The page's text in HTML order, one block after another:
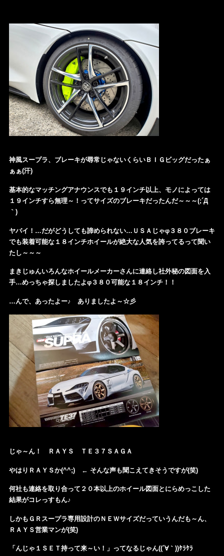
神風スープラ、ブレーキが尋常じゃないくらいＢＩＧビッグだったぁ
ぁぁ(汗)
基本的なマッチングアナウンスでも１９インチ以上、モノによっては
１９インチすら無理～！ってサイズのブレーキだったんだ～～～(;´Д
｀)
ヤバイ！…だがどうしても諦められない…ＵＳＡじゃφ３８０ブレーキ
でも装着可能な１８インチホイールが絶大な人気を誇ってるって聞い
たし～～～
まきじゅんいろんなホイールメーカーさんに連絡し社外秘の図面を入
手…めっちゃ探しましたよφ３８０可能な１８インチ！！
…んで、あったよー♪ ありましたよ～☆彡
じゃ～ん！ ＲＡＹＳ ＴＥ３７ＳＡＧＡ
やはりＲＡＹＳか(^^;) ← そんな声も聞こえてきそうですが(笑)
何社も連絡を取り合って２０本以上のホイール図面とにらめっこした
結果がコレっすもん♪
しかもＧＲスープラ専用設計のＮＥＷサイズだっていうんだも～ん、
ＲＡＹＳ営業マンが(笑)
「んじゃ１ＳＥＴ持って来～い！」ってなるじゃん((´∀｀))ｹﾗｹﾗ